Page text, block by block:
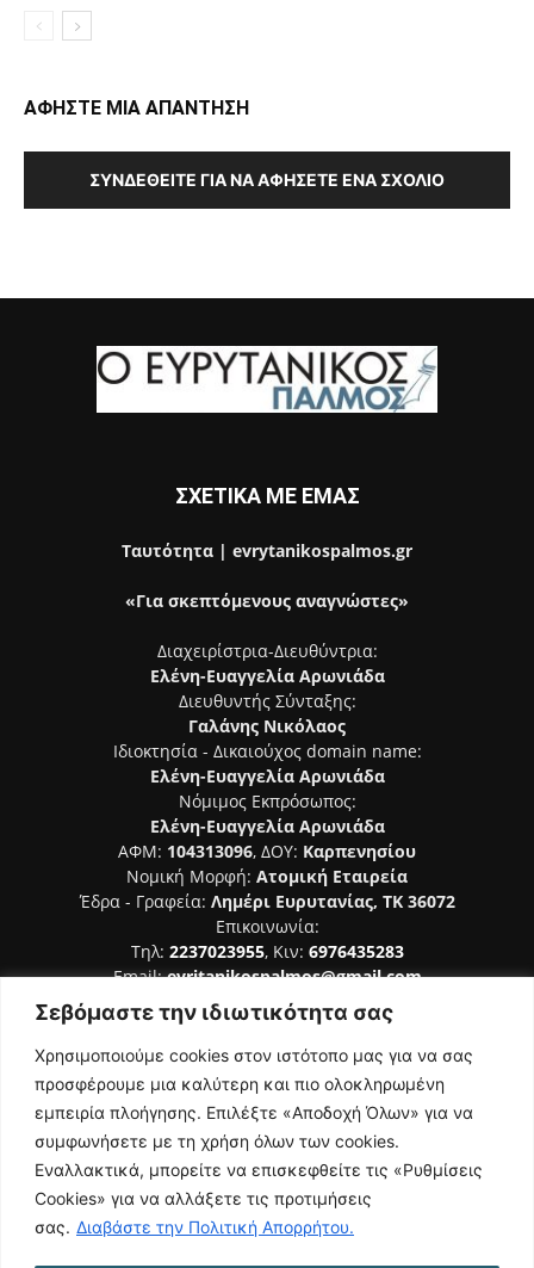
Σεβόμαστε την ιδιωτικότητα σας
Χρησιμοποιούμε cookies στον ιστότοπο μας για να σας
προσφέρουμε μια καλύτερη και πιο ολοκληρωμένη
εμπειρία πλοήγησης. Επιλέξτε «Αποδοχή Όλων» για να
συμφωνήσετε με τη χρήση όλων των cookies.
Εναλλακτικά, μπορείτε να επισκεφθείτε τις «Ρυθμίσεις
Cookies» για να αλλάξετε τις προτιμήσεις
σας. Διαβάστε την Πολιτική Απορρήτου.
ΑΦΗΣΤΕ ΜΙΑ ΑΠΑΝΤΗΣΗ
ΣΥΝΔΕΘΕΊΤΕ ΓΙΑ ΝΑ ΑΦΉΣΕΤΕ ΈΝΑ ΣΧΌΛΙΟ
ΣΧΕΤΙΚΑ ΜΕ ΕΜΑΣ
Ταυτότητα | evrytanikospalmos.gr
«Για σκεπτόμενους αναγνώστες»
Διαχειρίστρια-Διευθύντρια:
Ελένη-Ευαγγελία Αρωνιάδα
Διευθυντής Σύνταξης:
Γαλάνης Νικόλαος
Ιδιοκτησία - Δικαιούχος domain name:
Ελένη-Ευαγγελία Αρωνιάδα
Νόμιμος Εκπρόσωπος:
Ελένη-Ευαγγελία Αρωνιάδα
ΑΦΜ: 104313096, ΔΟΥ: Καρπενησίου
Νομική Μορφή: Ατομική Εταιρεία
Έδρα - Γραφεία: Λημέρι Ευρυτανίας, ΤΚ 36072
Επικοινωνία:
Τηλ: 2237023955, Κιν: 6976435283
Email:evritanikospalmos@gmail.com
Αριθμός Πιστοποίησης Μ.Η.Τ. 242044
ΑΚΟΛΟΥΘΗΣΕ ΜΑΣ